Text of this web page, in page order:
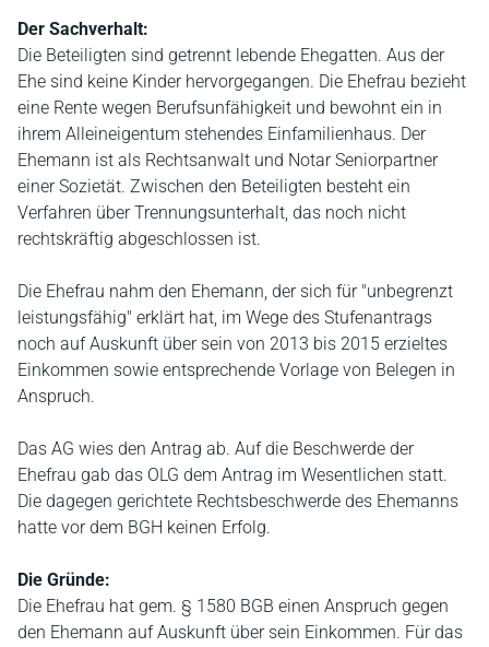
Der Sachverhalt:
Die Beteiligten sind getrennt lebende Ehegatten. Aus der
Ehe sind keine Kinder hervorgegangen. Die Ehefrau bezieht
eine Rente wegen Berufsunfähigkeit und bewohnt ein in
ihrem Alleineigentum stehendes Einfamilienhaus. Der
Ehemann ist als Rechtsanwalt und Notar Seniorpartner
einer Sozietät. Zwischen den Beteiligten besteht ein
Verfahren über Trennungsunterhalt, das noch nicht
rechtskräftig abgeschlossen ist.
Die Ehefrau nahm den Ehemann, der sich für "unbegrenzt
leistungsfähig" erklärt hat, im Wege des Stufenantrags
noch auf Auskunft über sein von 2013 bis 2015 erzieltes
Einkommen sowie entsprechende Vorlage von Belegen in
Anspruch.
Das AG wies den Antrag ab. Auf die Beschwerde der
Ehefrau gab das OLG dem Antrag im Wesentlichen statt.
Die dagegen gerichtete Rechtsbeschwerde des Ehemanns
hatte vor dem BGH keinen Erfolg.
Die Gründe:
Die Ehefrau hat gem. § 1580 BGB einen Anspruch gegen
den Ehemann auf Auskunft über sein Einkommen. Für das